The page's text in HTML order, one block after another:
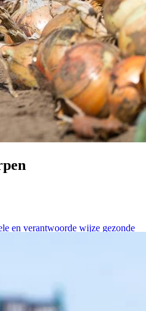
en verantwoorde wijze gezonde